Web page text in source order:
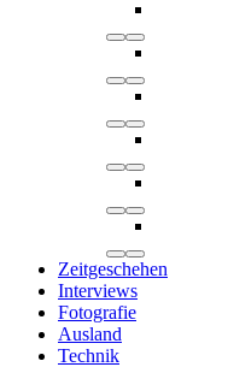
Zeitgeschehen
Interviews
Fotografie
Ausland
Technik